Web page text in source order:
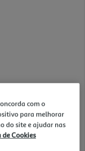
com o
para melhorar
do site e ajudar nas
de Cookies